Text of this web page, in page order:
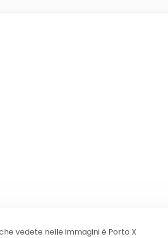
vedete nelle immagini è Porto X